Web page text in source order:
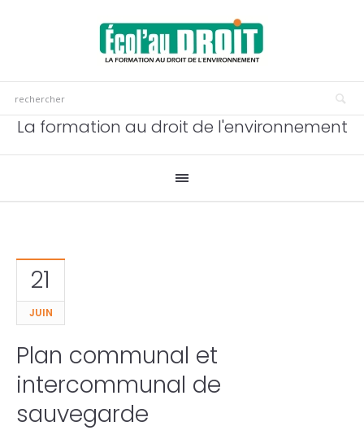
La formation au droit de l'environnement
21
JUIN
Plan communal et
intercommunal de
sauvegarde